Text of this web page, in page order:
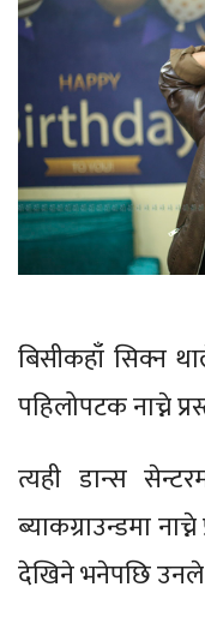
बिसीकहाँ सिक्न
पहिलोपटक नाच्ने
त्यही डान्स
ब्याकग्राउन्डमा
देखिने भनेपछि उनले